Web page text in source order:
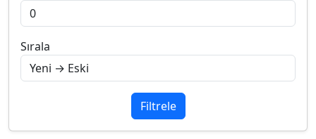
Sırala
Filtrele